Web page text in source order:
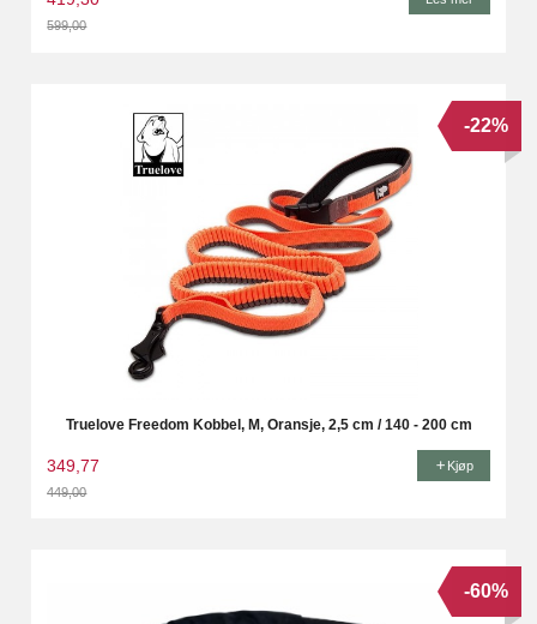
599,00
Truelove Freedom Kobbel, M, Oransje, 2,5 cm / 140 - 200 cm
349,77
449,00
-22%
Kjøp
-60%